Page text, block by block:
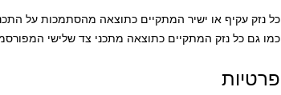
כל נזק עקיף או ישיר המתקיים כתוצאה מהסתמכות על
כמו גם כל נזק המתקיים כתוצאה מתכני צד שלישי
פרטיות